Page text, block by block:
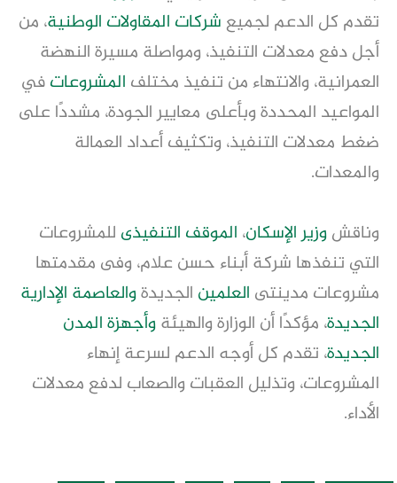
تقدم كل الدعم لجميعشركات المقاولات الوطنية، من
أجل دفع معدلات التنفيذ، ومواصلة مسيرة النهضة
العمرانية، والانتهاء من تنفيذ مختلف المشروعاتفي
المواعيد المحددة وبأعلى معايير الجودة، مشددًا على
ضغط معدلات التنفيذ، وتكثيف أعداد العمالة
والمعدات.
وناقشوزير الإسكان، الموقف التنفيذى للمشروعات
التي تنفذها شركة أبناء حسن علام، وفى مقدمتها
مشروعات مدينتى العلمين الجديدةوالعاصمة الإدارية
الجديدة، مؤكدًا أن الوزارة والهيئةوأجهزةالمدن
الجديدة، تقدم كل أوجه الدعم لسرعة إنهاء
المشروعات، وتذليل العقبات والصعاب لدفع معدلات
الأداء.